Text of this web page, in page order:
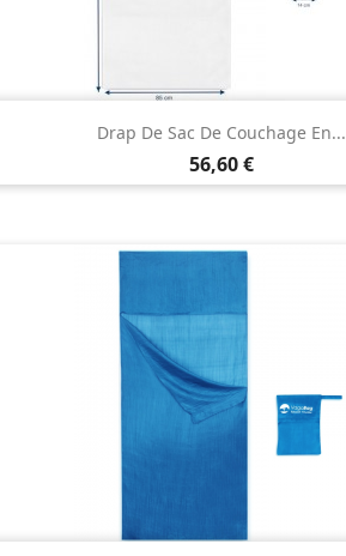
Drap De Sac De Couchage En...
Prix
56,60 €
 Aperçu rapide